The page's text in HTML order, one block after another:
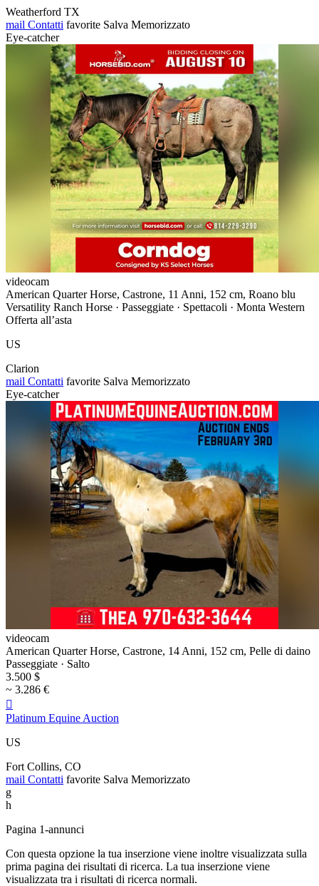
Weatherford TX
mail Contatti favorite Salva Memorizzato
Eye-catcher
videocam
American Quarter Horse, Castrone, 11 Anni, 152 cm, Roano blu
Versatility Ranch Horse · Passeggiate · Spettacoli · Monta Western
Offerta all’asta
US
Clarion
mail Contatti favorite Salva Memorizzato
Eye-catcher
videocam
American Quarter Horse, Castrone, 14 Anni, 152 cm, Pelle di daino
Passeggiate · Salto
3.500 $
~ 3.286 €

Platinum Equine Auction
US
Fort Collins, CO
mail Contatti favorite Salva Memorizzato
g
h
Pagina 1-annunci
Con questa opzione la tua inserzione viene inoltre visualizzata sulla
prima pagina dei risultati di ricerca. La tua inserzione viene
visualizzata tra i risultati di ricerca normali.